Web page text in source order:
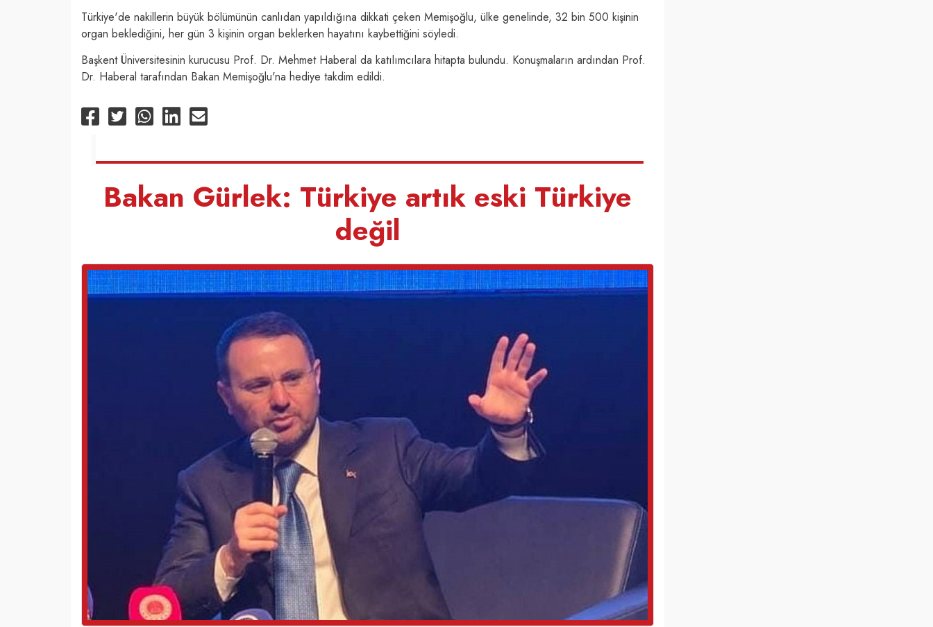
Türkiye'de nakillerin büyük bölümünün canlıdan yapıldığına dikkati çeken Memişoğlu, ülke genelinde, 32 bin 500 kişinin
organ beklediğini, her gün 3 kişinin organ beklerken hayatını kaybettiğini söyledi.
Başkent Üniversitesinin kurucusu Prof. Dr. Mehmet Haberal da katılımcılara hitapta bulundu. Konuşmaların ardından Prof.
Dr. Haberal tarafından Bakan Memişoğlu'na hediye takdim edildi.
Bakan Gürlek: Türkiye artık eski Türkiye
değil